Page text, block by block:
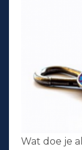
Wat doe je